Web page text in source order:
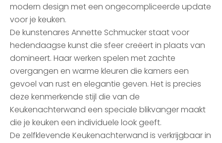
modern design met een ongecompliceerde update
voor je keuken.
De kunstenares Annette Schmucker staat voor
hedendaagse kunst die sfeer creëert in plaats van
domineert. Haar werken spelen met zachte
overgangen en warme kleuren die kamers een
gevoel van rust en elegantie geven. Het is precies
deze kenmerkende stijl die van de
Keukenachterwand een speciale blikvanger maakt
die je keuken een individuele look geeft.
De zelfklevende Keukenachterwand is verkrijgbaar in